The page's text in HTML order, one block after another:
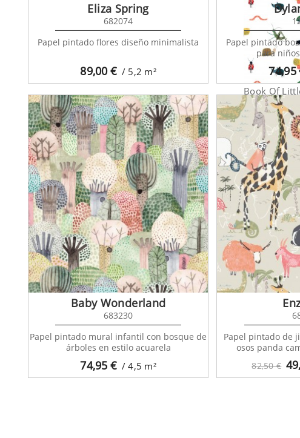
Book Of
112635
89,00€ / 5,2 m²
Eliza Spring
682074
Papel pintado flores diseño minimalista
74,95
Papel pintado
para
74,95 € / 4,5 m²
Baby Wonderland
683230
Papel pintado mural infantil con bosque de
árboles en estilo acuarela
82,50 €
Papel pintado de
osos panda